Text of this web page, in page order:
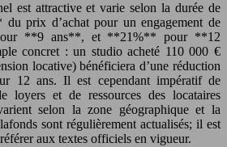
est attractive et varie selon la durée de
prix d’achat pour un engagement de
**9 ans**, et **21%** pour **12
concret : un studio acheté 110 000 €
locative) bénéficiera d’une réduction
12 ans. Il est cependant impératif de
loyers et de ressources des locataires
selon la zone géographique et la
sont régulièrement actualisés; il est
aux textes officiels en vigueur.